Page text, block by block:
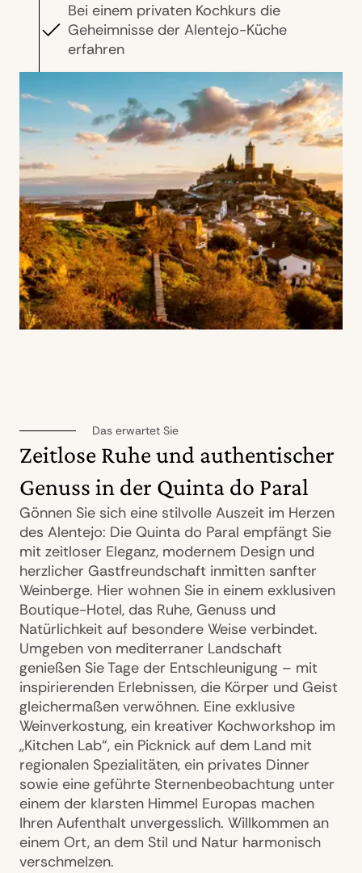
Bei einem privaten Kochkurs die
Geheimnisse der Alentejo-Küche
erfahren
Das erwartet Sie
Zeitlose Ruhe und authentischer
Genuss in der Quinta do Paral
Gönnen Sie sich eine stilvolle Auszeit im Herzen
des Alentejo: Die Quinta do Paral empfängt Sie
mit zeitloser Eleganz, modernem Design und
herzlicher Gastfreundschaft inmitten sanfter
Weinberge. Hier wohnen Sie in einem exklusiven
Boutique-Hotel, das Ruhe, Genuss und
Natürlichkeit auf besondere Weise verbindet.
Umgeben von mediterraner Landschaft
genießen Sie Tage der Entschleunigung – mit
inspirierenden Erlebnissen, die Körper und Geist
gleichermaßen verwöhnen. Eine exklusive
Weinverkostung, ein kreativer Kochworkshop im
„Kitchen Lab“, ein Picknick auf dem Land mit
regionalen Spezialitäten, ein privates Dinner
sowie eine geführte Sternenbeobachtung unter
einem der klarsten Himmel Europas machen
Ihren Aufenthalt unvergesslich. Willkommen an
einem Ort, an dem Stil und Natur harmonisch
verschmelzen.